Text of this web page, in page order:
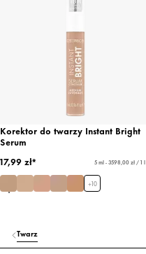
Korektor do twarzy Instant Bright
Serum
17,99 zł*
5 ml - 3598,00 zł / 1 l
+10
Twarz